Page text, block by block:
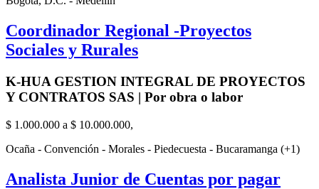
Coordinador Regional -Proyectos
Sociales y Rurales
K-HUA GESTION INTEGRAL DE PROYECTOS
Y CONTRATOS SAS | Por obra o labor
$ 1.000.000 a $ 10.000.000,
Ocaña - Convención - Morales - Piedecuesta - Bucaramanga (+1)
Analista Junior de Cuentas por pagar